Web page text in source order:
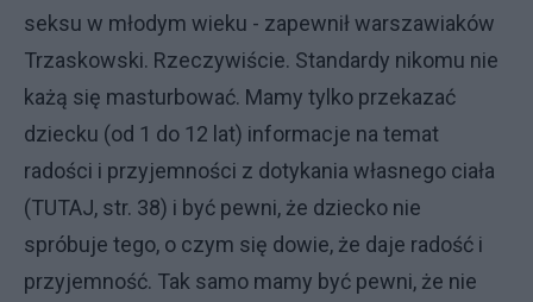
seksu w młodym wieku - zapewnił warszawiaków
Trzaskowski. Rzeczywiście. Standardy nikomu nie
każą się masturbować. Mamy tylko przekazać
dziecku (od 1 do 12 lat) informacje na temat
radości i przyjemności z dotykania własnego ciała
(TUTAJ, str. 38) i być pewni, że dziecko nie
spróbuje tego, o czym się dowie, że daje radość i
przyjemność. Tak samo mamy być pewni, że nie